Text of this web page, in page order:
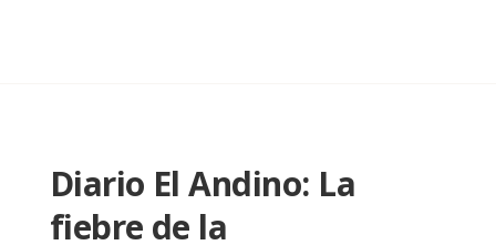
Diario El Andino: La
fiebre de la